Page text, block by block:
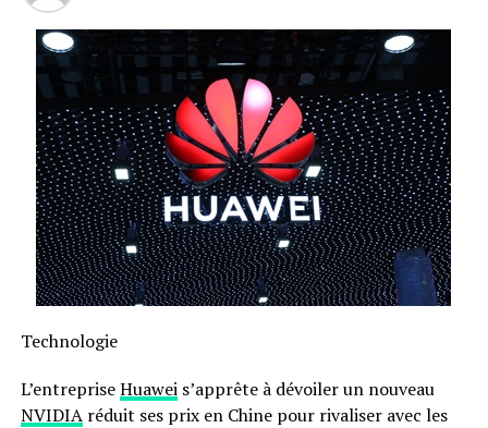
Technologie
L’entrepriseHuaweis’apprête à dévoiler un nouveau
NVIDIAréduit ses prix en Chine pour rivaliser avec les